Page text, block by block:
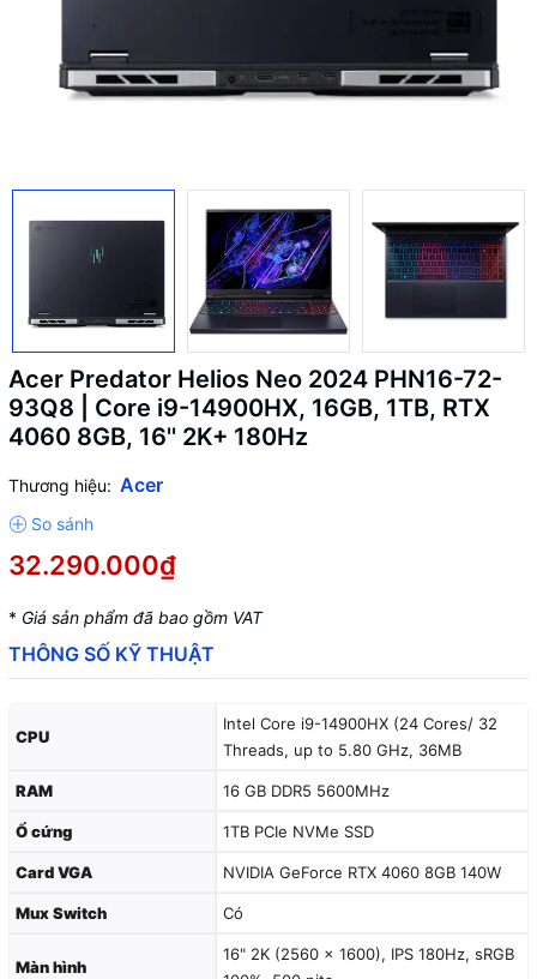
Acer Predator Helios Neo 2024 PHN16-72-
93Q8 | Core i9-14900HX, 16GB, 1TB, RTX
4060 8GB, 16'' 2K+ 180Hz
Thương hiệu: Acer
32.290.000₫
* Giá sản phẩm đã bao gồm VAT
THÔNG SỐ KỸ THUẬT
CPU
Intel Core i9-14900HX (24 Cores/ 32
Threads, up to 5.80 GHz, 36MB
RAM 16 GB DDR5 5600MHz
Ổ cứng 1TB PCIe NVMe SSD
Card VGA NVIDIA GeForce RTX 4060 8GB 140W
Mux Switch Có
Màn hình
16" 2K (2560 x 1600), IPS 180Hz, sRGB